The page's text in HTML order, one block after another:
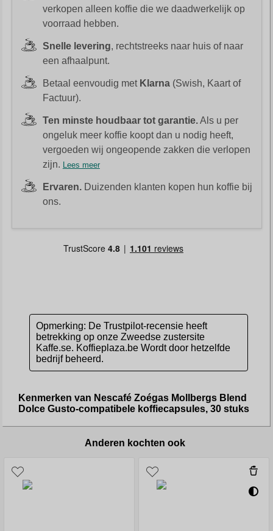
verkopen alleen koffie die we daadwerkelijk op
voorraad hebben.
Snelle levering, rechtstreeks naar huis of naar
een afhaalpunt.
Betaal eenvoudig met Klarna(Swish, Kaart of
Factuur).
Ten minste houdbaar tot garantie.Als u per
ongeluk meer koffie koopt dan u nodig heeft,
vergoeden wij ongeopende zakken die verlopen
zijn.
Lees meer
Ervaren.Duizenden klanten kopen hun koffie bij
ons.
Opmerking: De Trustpilot-recensie heeft
betrekking op onze Zweedse zustersite
Kaffe.se. Koffieplaza.be Wordt door hetzelfde
bedrijf beheerd.
Kenmerken van Nescafé Zoégas Mollbergs Blend
Dolce Gusto-compatibele koffiecapsules, 30 stuks
Anderen kochten ook